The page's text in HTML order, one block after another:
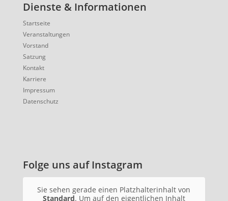
Dienste & Informationen
Startseite
Veranstaltungen
Vorstand
Satzung
Kontakt
Karriere
Impressum
Datenschutz
Folge uns auf Instagram
Sie sehen gerade einen Platzhalterinhalt von
Standard. Um auf den eigentlichen Inhalt